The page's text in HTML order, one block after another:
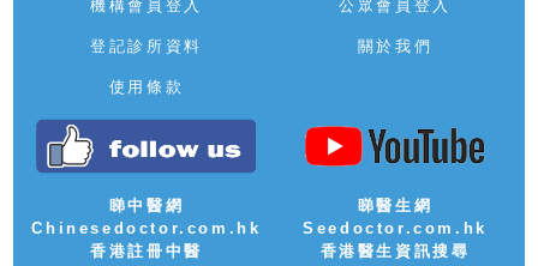
機構會員登入 公眾會員登入
登記診所資料 關於我們
使用條款
睇中醫網
Chinesedoctor.com.hk
香港註冊中醫
睇醫生網
Seedoctor.com.hk
香港醫生資訊搜尋